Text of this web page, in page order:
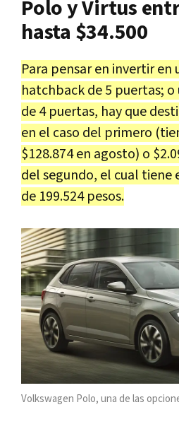
Polo y Virtus
hasta $34.500
Para pensar en invertir en
hatchback de 5 puertas; o
de 4 puertas, hay que
en el caso del primero
$128.874 en agosto) o
del segundo, el cual tiene
de 199.524 pesos.
Volkswagen Polo, una de las